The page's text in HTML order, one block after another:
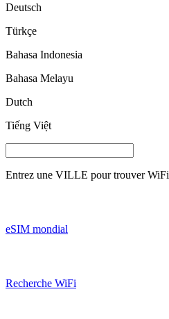
Deutsch
Türkçe
Bahasa Indonesia
Bahasa Melayu
Dutch
Tiếng Việt
Entrez une VILLE pour trouver WiFi
eSIM mondial
Recherche WiFi